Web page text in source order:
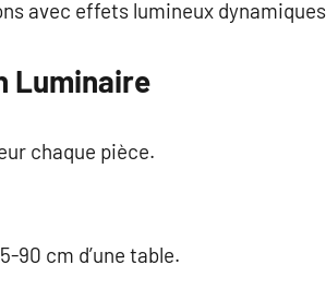
avec effets lumineux
Luminaire
chaque pièce.
90 cm d’une table.